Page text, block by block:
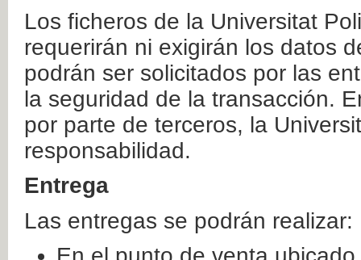
Los ficheros de la Universitat
requerirán ni exigirán los datos
podrán ser solicitados por las
la seguridad de la transacción.
por parte de terceros, la
responsabilidad.
Entrega
Las entregas se podrán realizar: